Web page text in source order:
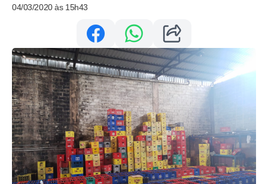
04/03/2020 às 15h43